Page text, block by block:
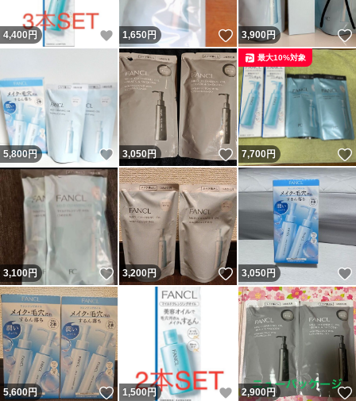
4,400 円 いいね！
1,650円 いいね！
3,900円
5,800円 いいね！
3,050円 いいね！
7,700円
最大10%対象
3,100円 いいね！
3,200円 いいね！
3,050円
5,600円 いいね！
1,500円 いいね！
2,900円